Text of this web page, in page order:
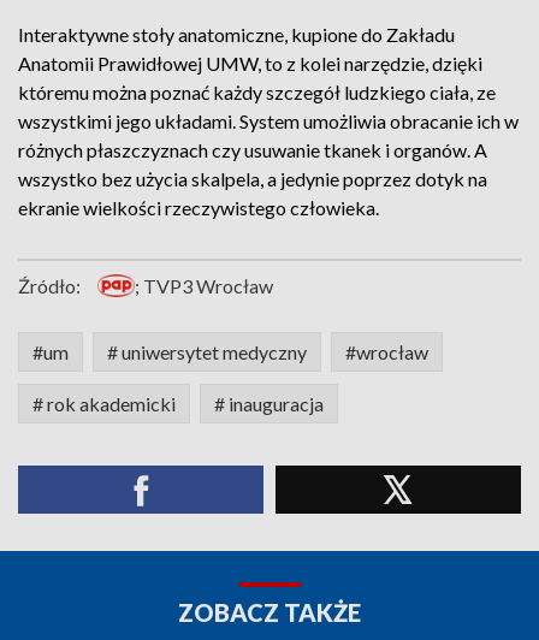
Interaktywne stoły anatomiczne, kupione do Zakładu
Anatomii Prawidłowej UMW, to z kolei narzędzie, dzięki
któremu można poznać każdy szczegół ludzkiego ciała, ze
wszystkimi jego układami. System umożliwia obracanie ich w
różnych płaszczyznach czy usuwanie tkanek i organów. A
wszystko bez użycia skalpela, a jedynie poprzez dotyk na
ekranie wielkości rzeczywistego człowieka.
Źródło: ; TVP3 Wrocław
#um # uniwersytet medyczny #wrocław
# rok akademicki # inauguracja
ZOBACZ TAKŻE